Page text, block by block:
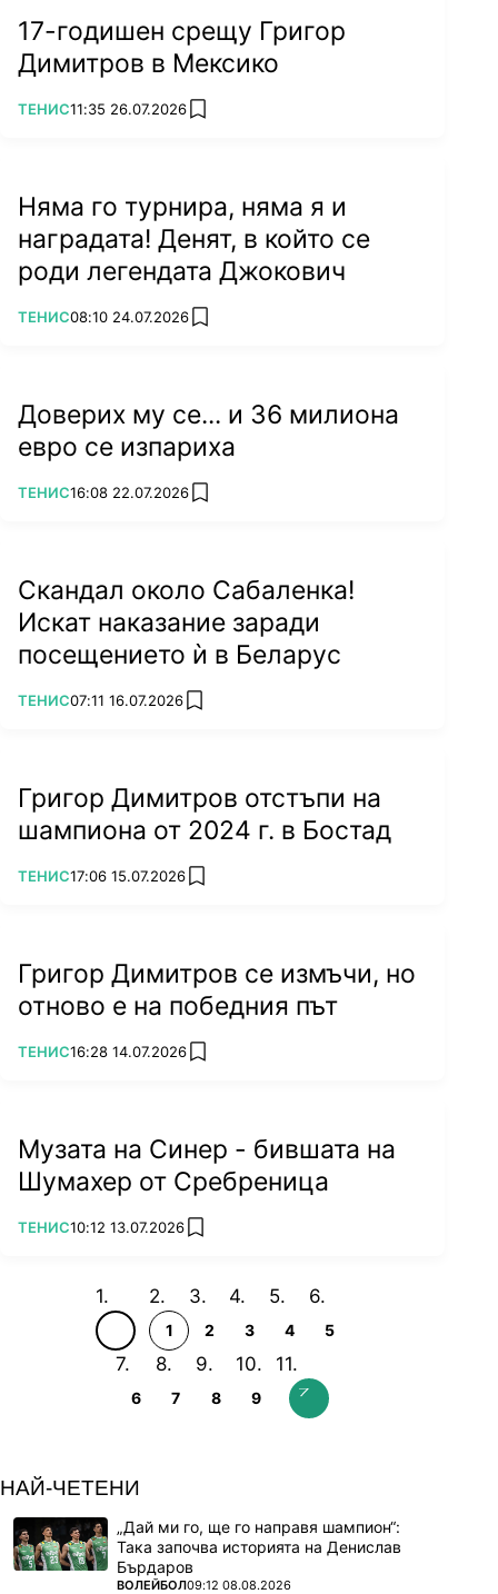
17-годишен срещу Григор
Димитров в Мексико
ПОВЕЧЕ ОТ
ТЕНИС11:35 26.07.2026 add favorites
Няма го турнира, няма я и
наградата! Денят, в който се
роди легендата Джокович
ПОВЕЧЕ ОТ
ТЕНИС08:10 24.07.2026 add favorites
Доверих му се... и 36 милиона
евро се изпариха
ПОВЕЧЕ ОТ
ТЕНИС16:08 22.07.2026 add favorites
Скандал около Сабаленка!
Искат наказание заради
посещението ѝ в Беларус
ПОВЕЧЕ ОТ
ТЕНИС07:11 16.07.2026 add favorites
Григор Димитров отстъпи на
шампиона от 2024 г. в Бостад
ПОВЕЧЕ ОТ
ТЕНИС17:06 15.07.2026 add favorites
Григор Димитров се измъчи, но
отново е на победния път
ПОВЕЧЕ ОТ
ТЕНИС16:28 14.07.2026 add favorites
Музата на Синер - бившата на
Шумахер от Сребреница
ПОВЕЧЕ ОТ
ТЕНИС10:12 13.07.2026 add favorites
1 2 3 4 5
6 7 8 9
НАЙ-ЧЕТЕНИ
„Дай ми го, ще го направя шампион“:
Така започва историята на Денислав
Бърдаров
ПОВЕЧЕ ОТ
ВОЛЕЙБОЛ09:12 08.08.2026